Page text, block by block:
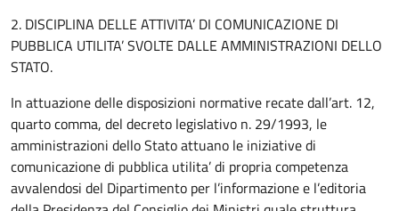
2. DISCIPLINA DELLE ATTIVITA’ DI COMUNICAZIONE DI
PUBBLICA UTILITA’ SVOLTE DALLE AMMINISTRAZIONI DELLO
STATO.
In attuazione delle disposizioni normative recate dall’art. 12,
quarto comma, del decreto legislativo n. 29/1993, le
amministrazioni dello Stato attuano le iniziative di
comunicazione di pubblica utilita’ di propria competenza
avvalendosi del Dipartimento per l’informazione e l’editoria